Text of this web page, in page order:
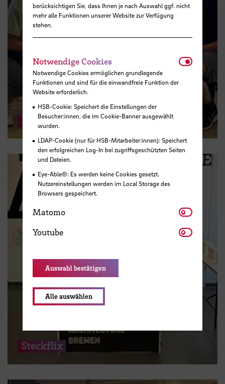
Rexycle
Steckflix
berücksichtigen Sie, dass Ihnen je nach Auswahl ggf. nicht
mehr alle Funktionen unserer Website zur Verfügung
stehen.
Notwendige Cookies
Notwendige Cookies ermöglichen grundlegende
Funktionen und sind für die einwandfreie Funktion der
Website erforderlich.
HSB-Cookie: Speichert die Einstellungen der
Besucher:innen, die im Cookie-Banner ausgewählt
wurden.
LDAP-Cookie (nur für HSB-Mitarbeiter:innen): Speichert
den erfolgreichen Log-In bei zugriffsgeschützten Seiten
und Dateien.
Eye-Able®: Es werden keine Cookies gesetzt.
Nutzereinstellungen werden im Local Storage des
Browsers gespeichert.
Matomo Matomo
Youtube Youtube
Auswahl bestätigen
Alle auswählen